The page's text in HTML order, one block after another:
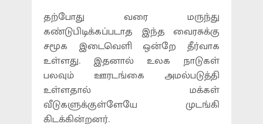
தற்போது வரை மருந்து
கண்டுபிடிக்கப்படாத இந்த வைரசுக்கு
சமூக இடைவெளி ஒன்றே தீர்வாக
உள்ளது. இதனால் உலக நாடுகள்
பலவும் ஊரடங்கை அமல்படுத்தி
உள்ளதால் மக்கள்
வீடுகளுக்குள்ளேயே முடங்கி
கிடக்கின்றனர்.